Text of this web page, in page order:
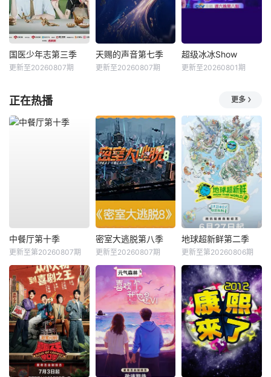
国医少年志第三季
更新至20260807期
天赐的声音第七季
更新至20260807期
超级冰冰Show
更新至20260801期
正在热播 更多
中餐厅第十季
更新至第20260807期
密室大逃脱第八季
更新至20260807期
地球超新鲜第二季
更新至第20260806期